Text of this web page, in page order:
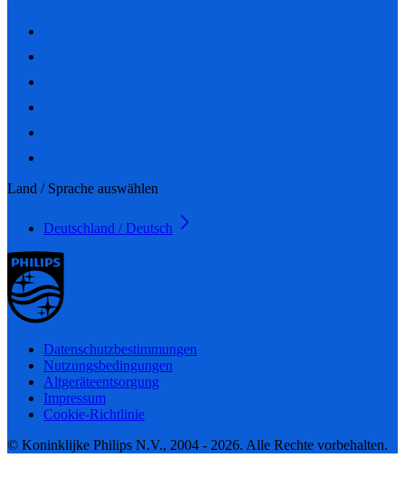
Land / Sprache auswählen
Deutschland / Deutsch
Datenschutzbestimmungen
Nutzungsbedingungen
Altgeräteentsorgung
Impressum
Cookie-Richtlinie
© Koninklijke Philips N.V., 2004 - 2026. Alle Rechte vorbehalten.